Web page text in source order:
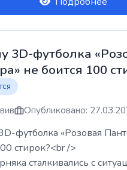
3D-футболка
не боится 100
Опубликовано:
футболка «Розовая
стирок?<br />
сталкивались с